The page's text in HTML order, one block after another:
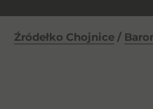
Źródełko Chojnice /